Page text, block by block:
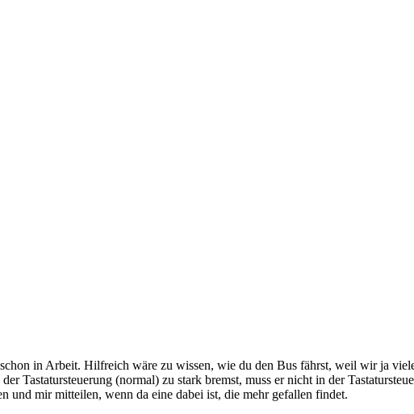
in Arbeit. Hilfreich wäre zu wissen, wie du den Bus fährst, weil wir ja
Tastatursteuerung (normal) zu stark bremst, muss er nicht in der
und mir mitteilen, wenn da eine dabei ist, die mehr gefallen findet.